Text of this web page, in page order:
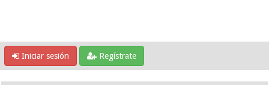
Iniciar sesión Regístrate